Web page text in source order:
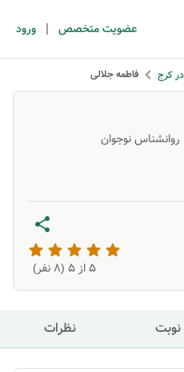
عضویت متخصص | ورود
کرج فاطمه جلالی
روانشناس نوجوان
5از ۵ ( 8 نفر)
نوبت نظرات